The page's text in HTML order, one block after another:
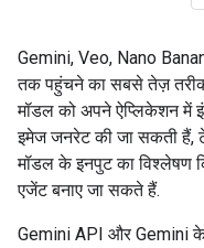
Gemini, Veo, Nano
तक पहुंचने का सबसे तेज़
मॉडल को अपने ऐप्लिकेशन में
इमेज जनरेट की जा सकती हैं,
मॉडल के इनपुट का विश्लेषण
एजेंट बनाए जा सकते हैं.
Gemini API और Gemini